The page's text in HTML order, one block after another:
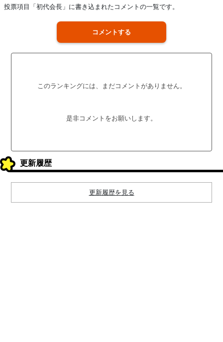
投票項目「初代会長」に書き込まれたコメントの一覧です。
コメントする
このランキングには、まだコメントがありません。
是非コメントをお願いします。
更新履歴
更新履歴を見る